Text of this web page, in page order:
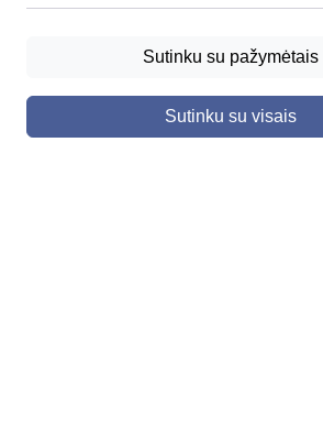
Sutinku su pažymėtais
Sutinku su visais